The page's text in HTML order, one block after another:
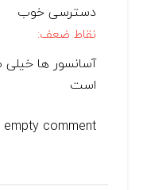
دسترسی خوب
نقاط ضعف:
آسانسور ها
است
empty comment